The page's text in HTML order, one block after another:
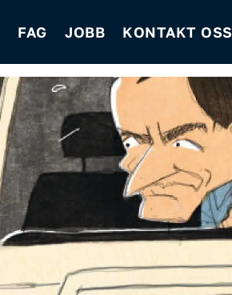
FAG JOBB KONTAKT OSS